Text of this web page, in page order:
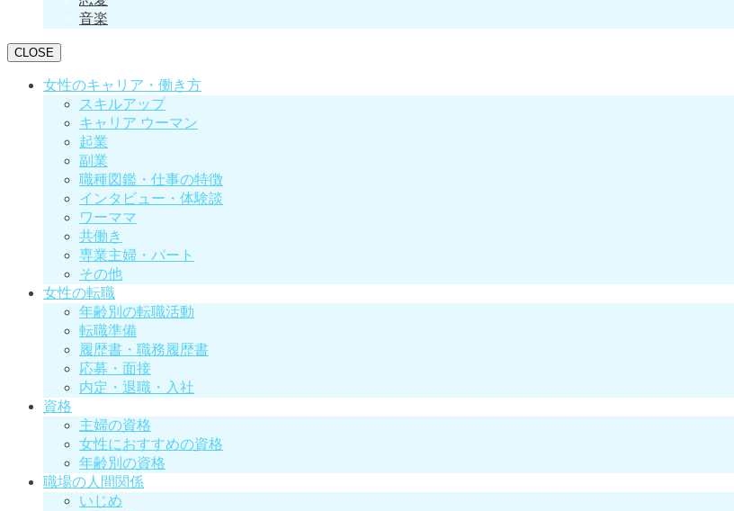
音楽
CLOSE
女性のキャリア・働き方
スキルアップ
キャリア ウーマン
起業
副業
職種図鑑・仕事の特徴
インタビュー・体験談
ワーママ
共働き
専業主婦・パート
その他
女性の転職
年齢別の転職活動
転職準備
履歴書・職務履歴書
応募・面接
内定・退職・入社
資格
主婦の資格
女性におすすめの資格
年齢別の資格
職場の人間関係
いじめ